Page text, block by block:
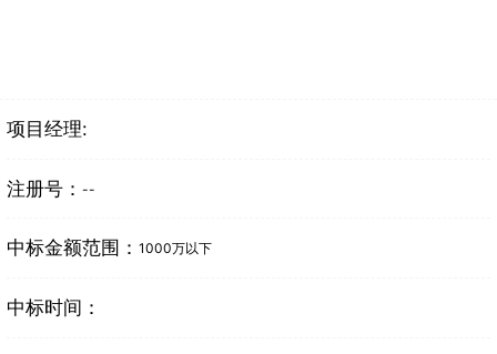
项目经理:
注册号： --
中标金额范围： 1000万以下
中标时间：